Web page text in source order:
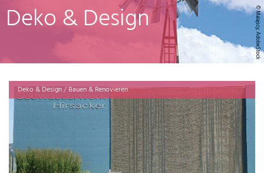
© Malajscy, AdobeStock
Deko & Design
Deko & Design / Bauen & Renovieren